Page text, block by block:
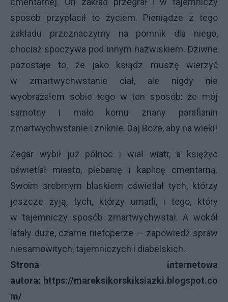
sposób przypłacił to życiem. Pieniądze z tego
zakładu przeznaczymy na pomnik dla niego,
chociaż spoczywa pod innym nazwiskiem. Dziwne
pozostaje to, że jako ksiądz muszę wierzyć
w zmartwychwstanie ciał, ale nigdy nie
wyobrażałem sobie tego w ten sposób: że mój
samotny i mało komu znany parafianin
zmartwychwstanie i zniknie. Daj Boże, aby na wieki!
Zegar wybił już północ i wiał wiatr, a księżyc
oświetlał miasto, plebanię i kaplicę cmentarną.
Swoim srebrnym blaskiem oświetlał tych, którzy
jeszcze żyją, tych, którzy umarli, i tego, który
w tajemniczy sposób zmartwychwstał. A wokół
latały duże, czarne nietoperze — zapowiedź spraw
niesamowitych, tajemniczych i diabelskich.
Strona internetowa
autora: https://mareksikorskiksiazki.blogspot.co
m/